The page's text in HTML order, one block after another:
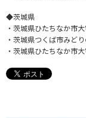
◆茨城県
・茨城県ひたちなか市
・茨城県つくば市みど
・茨城県ひたちなか市